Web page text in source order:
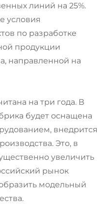
линий на 25%.
условия
по разработке
продукции
направленной на
на три года. В
будет оснащена
внедрится
Это, в
увеличить
рынок
модельный